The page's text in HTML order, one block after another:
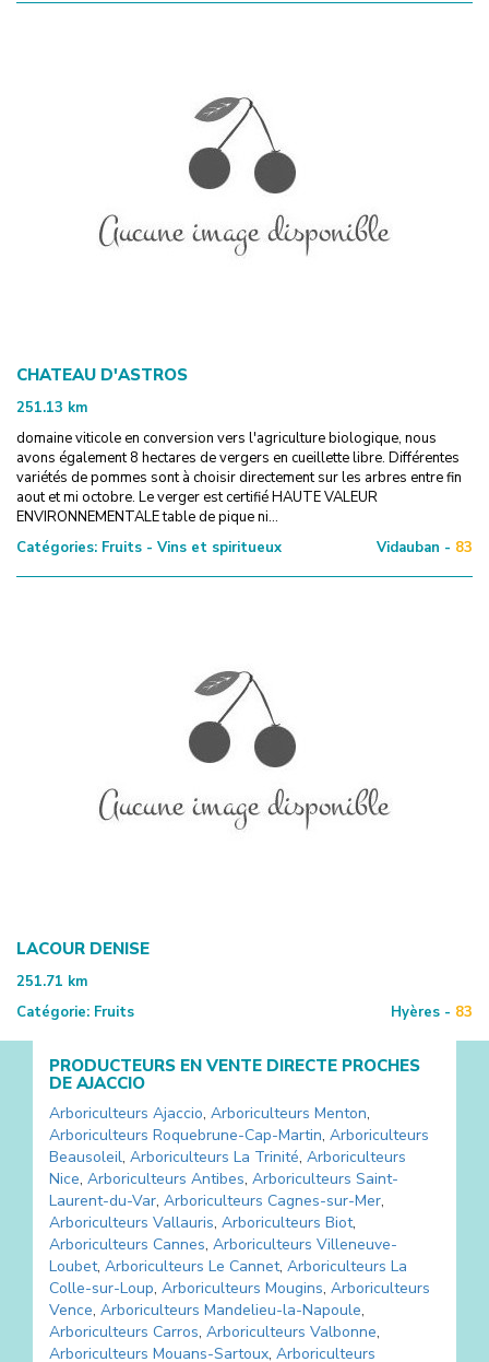
CHATEAU D'ASTROS
251.13 km
domaine viticole en conversion vers l'agriculture biologique, nous
avons également 8 hectares de vergers en cueillette libre. Différentes
variétés de pommes sont à choisir directement sur les arbres entre fin
aout et mi octobre. Le verger est certifié HAUTE VALEUR
ENVIRONNEMENTALE table de pique ni...
Catégories: Fruits - Vins et spiritueux Vidauban - 83
LACOUR DENISE
251.71 km
Catégorie: Fruits Hyères - 83
PRODUCTEURS EN VENTE DIRECTE PROCHES
DE AJACCIO
Arboriculteurs Ajaccio, Arboriculteurs Menton,
Arboriculteurs Roquebrune-Cap-Martin, Arboriculteurs
Beausoleil, Arboriculteurs La Trinité, Arboriculteurs
Nice, Arboriculteurs Antibes, Arboriculteurs Saint-
Laurent-du-Var, Arboriculteurs Cagnes-sur-Mer,
Arboriculteurs Vallauris, Arboriculteurs Biot,
Arboriculteurs Cannes, Arboriculteurs Villeneuve-
Loubet, Arboriculteurs Le Cannet, Arboriculteurs La
Colle-sur-Loup, Arboriculteurs Mougins, Arboriculteurs
Vence, Arboriculteurs Mandelieu-la-Napoule,
Arboriculteurs Carros, Arboriculteurs Valbonne,
Arboriculteurs Mouans-Sartoux, Arboriculteurs